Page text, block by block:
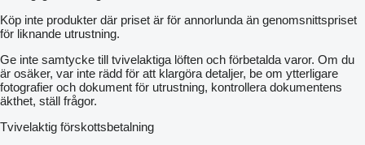
Köp inte produkter där priset är för annorlunda än genomsnittspriset
för liknande utrustning.
Ge inte samtycke till tvivelaktiga löften och förbetalda varor. Om du
är osäker, var inte rädd för att klargöra detaljer, be om ytterligare
fotografier och dokument för utrustning, kontrollera dokumentens
äkthet, ställ frågor.
Tvivelaktig förskottsbetalning